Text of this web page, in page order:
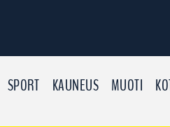
SPORT KAUNEUS MUOTI